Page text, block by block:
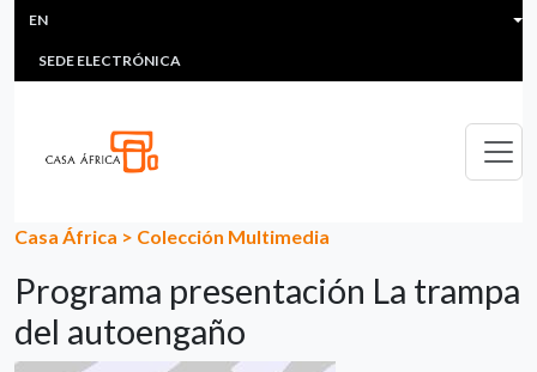
Skip to main content
HEADER MENU
MULTIMEDIA
SEDE ELECTRÓNICA
EN
Casa África > Colección Multimedia
Programa presentación La trampa
del autoengaño